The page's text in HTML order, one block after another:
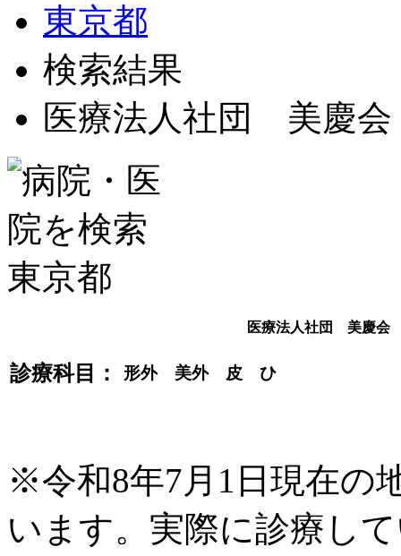
東京都
検索結果
医療法人社団 美慶
医療法人社団 美慶会
診療科目： 形外 美外 皮 ひ
※令和8年7月1日現在の
います。実際に診療し